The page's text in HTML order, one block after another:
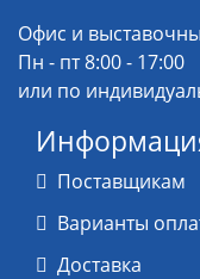
Офис и
Пн - пт 8:00 - 17:00
или по
Поставщикам
Варианты
Доставка